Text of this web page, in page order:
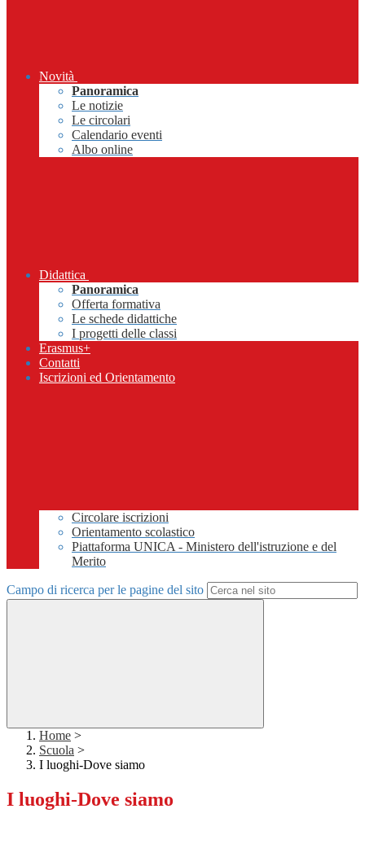
Novità
Panoramica
Le notizie
Le circolari
Calendario eventi
Albo online
Didattica
Panoramica
Offerta formativa
Le schede didattiche
I progetti delle classi
Erasmus+
Contatti
Iscrizioni ed Orientamento
Circolare iscrizioni
Orientamento scolastico
Piattaforma UNICA - Ministero dell'istruzione e del
Merito
Campo di ricerca per le pagine del sito
Home >
Scuola >
I luoghi-Dove siamo
I luoghi-Dove siamo